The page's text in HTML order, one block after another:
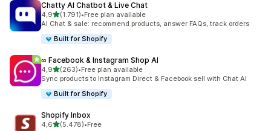
Chatty AI Chatbot & Live Chat
4,9de 5 estrelas
(1.791)
1791 total de avaliações
•Free plan available
AI Chat & sale: recommend products, answer FAQs, track orders
Built for Shopify
∞ Facebook & Instagram Shop AI
4,9de 5 estrelas
(263)
263 total de avaliações
•Free plan available
Sync products to Instagram Direct & Facebook sell with Chat AI
Built for Shopify
Shopify Inbox
4,6de 5 estrelas
(5.478)
5478 total de avaliações
•Free